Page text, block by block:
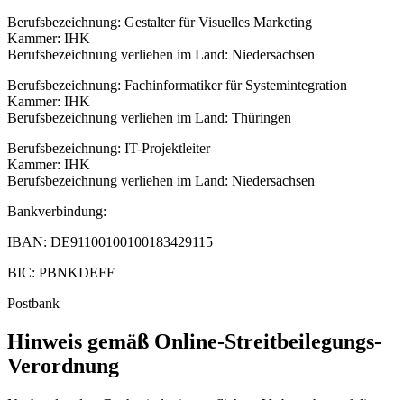
Berufsbezeichnung: Gestalter für Visuelles Marketing
Kammer: IHK
Berufsbezeichnung verliehen im Land: Niedersachsen
Berufsbezeichnung: Fachinformatiker für Systemintegration
Kammer: IHK
Berufsbezeichnung verliehen im Land: Thüringen
Berufsbezeichnung: IT-Projektleiter
Kammer: IHK
Berufsbezeichnung verliehen im Land: Niedersachsen
Bankverbindung:
IBAN: DE91100100100183429115
BIC: PBNKDEFF
Postbank
Hinweis gemäß Online-Streitbeilegungs-
Verordnung